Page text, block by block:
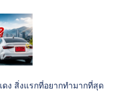
ง สิ่งแรกที่อยากทำมากที่สุด